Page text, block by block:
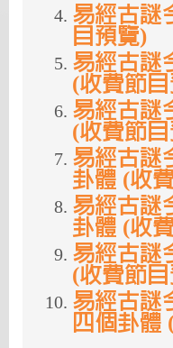
易經古謎
目預覽)
易經古謎
(收費節
易經古謎
(收費節
易經古謎
卦體 (收
易經古謎
卦體 (收
易經古謎
(收費節
易經古謎
四個卦體